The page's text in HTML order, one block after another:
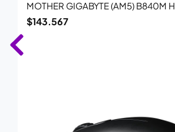
MOTHER GIGABYTE (AM5) B840M H
$143.567